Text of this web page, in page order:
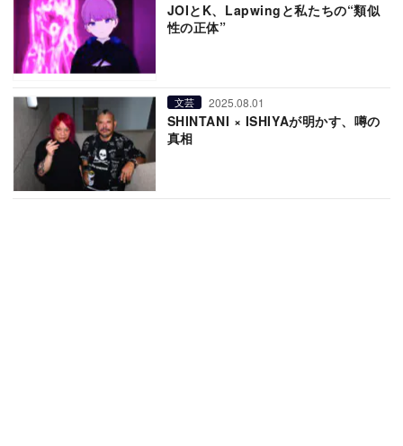
JOIとK、Lapwingと私たちの“類似
性の正体”
文芸 2025.08.01
SHINTANI × ISHIYAが明かす、噂の
真相